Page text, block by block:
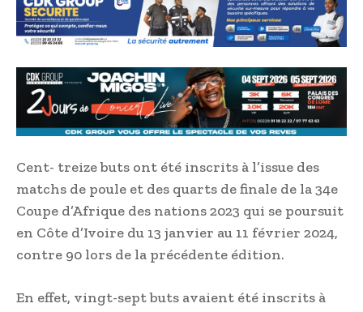
Cent- treize buts ont été inscrits à l’issue des
matchs de poule et des quarts de finale de la 34e
Coupe d’Afrique des nations 2023 qui se poursuit
en Côte d’Ivoire du 13 janvier au 11 février 2024,
contre 90 lors de la précédente édition.
En effet, vingt-sept buts avaient été inscrits à